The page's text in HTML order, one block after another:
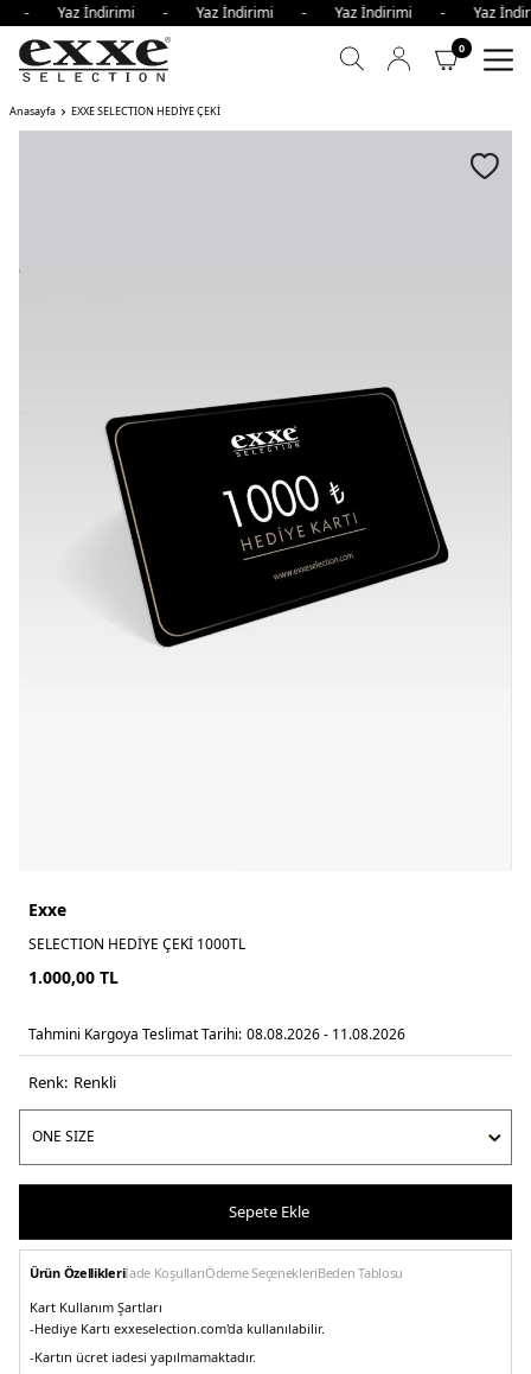
- Yaz İndirimi - Yaz İndirimi - Yaz İndirimi -
0
Anasayfa EXXE SELECTION HEDİYE ÇEKİ
Exxe
SELECTION HEDİYE ÇEKİ 1000TL
1.000,00 TL
Tahmini Kargoya Teslimat Tarihi: 08.08.2026 - 11.08.2026
Renk: renkli
Sepete Ekle
Ürün Özellikleriİade KoşullarıÖdeme SeçenekleriBeden Tablosu
Kart Kullanım Şartları
-Hediye Kartı exxeselection.com'da kullanılabilir.
-Kartın ücret iadesi yapılmamaktadır.